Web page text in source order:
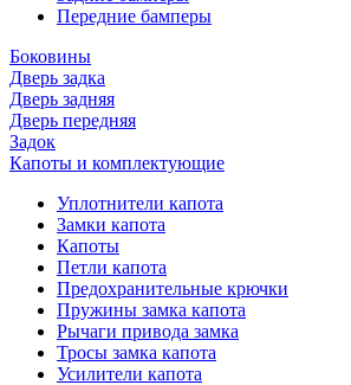
Передние бамперы
Боковины
Дверь задка
Дверь задняя
Дверь передняя
Задок
Капоты и комплектующие
Уплотнители капота
Замки капота
Капоты
Петли капота
Предохранительные крючки
Пружины замка капота
Рычаги привода замка
Тросы замка капота
Усилители капота